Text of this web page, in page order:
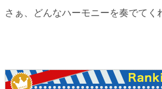
さぁ、どんなハーモニーを奏でてく